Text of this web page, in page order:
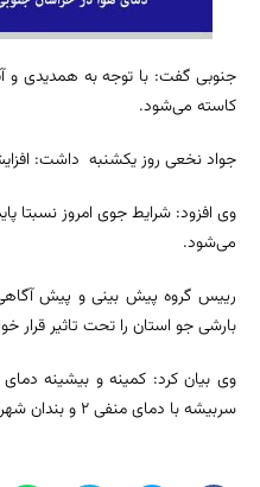
جنوبی گفت: با توجه به همدیدی و
کاسته می‌شود.
جواد نخعی روز یکشنبه داشت:
وی افزود: شرایط جوی امروز نسبتا
می‌شود.
رییس گروه پیش بینی و پیش
بارشی جو استان را تحت تاثیر قرار
سربیشه با دمای منفی ۲ و بندان شهرستان نهبندان با ۲۹ درجه سانتیگراد به ترتیب خنک‌ترین و گرم‌ترین نقاط استان بودند